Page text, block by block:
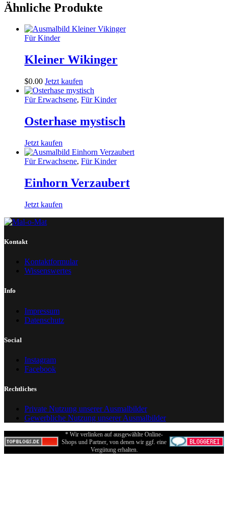
Ähnliche Produkte
Für Kinder
Kleiner Wikinger
$0.00 Jetzt kaufen
Für Erwachsene, Für Kinder
Osterhase mystisch
Jetzt kaufen
Für Erwachsene, Für Kinder
Einhorn Verzaubert
Jetzt kaufen
Kontakt
Kontaktformular
Wissenswertes
Info
Impressum
Datenschutz
Social
Instagram
Facebook
Rechtliches
Private Nutzung unserer Ausmalbilder
Gewerbliche Nutzung unserer Ausmalbilder
* Wir verlinken auf ausgewählte Online-
Shops und Partner, von denen wir ggf. eine
Vergütung erhalten.